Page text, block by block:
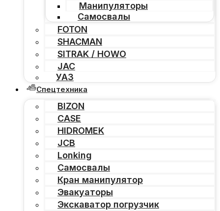
Манипуляторы
Самосвалы
FOTON
SHACMAN
SITRAK / HOWO
JAC
УАЗ
Спецтехника
BIZON
CASE
HIDROMEK
JCB
Lonking
Самосвалы
Кран манипулятор
Эвакуаторы
Экскаватор погрузчик